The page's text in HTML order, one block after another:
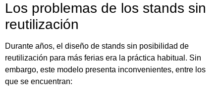
Los problemas de los stands sin
reutilización
Durante años, el diseño de stands sin posibilidad de
reutilización para más ferias era la práctica habitual. Sin
embargo, este modelo presenta inconvenientes, entre los
que se encuentran: